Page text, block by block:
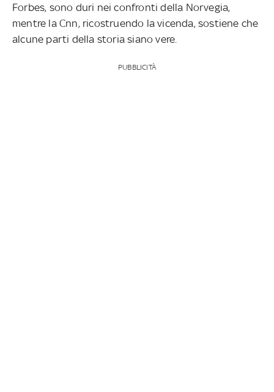
Forbes, sono duri nei confronti della Norvegia,
mentre la Cnn, ricostruendo la vicenda, sostiene che
alcune parti della storia siano vere.
PUBBLICITÀ